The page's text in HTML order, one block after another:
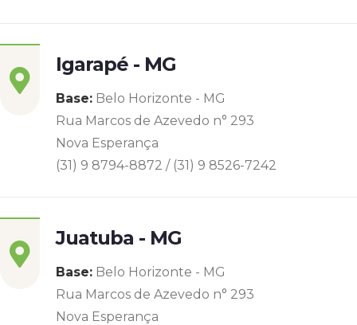
Igarapé - MG
Base: Belo Horizonte - MG
Rua Marcos de Azevedo n° 293
Nova Esperança
(31) 9 8794-8872 / (31) 9 8526-7242
Juatuba - MG
Base: Belo Horizonte - MG
Rua Marcos de Azevedo n° 293
Nova Esperança